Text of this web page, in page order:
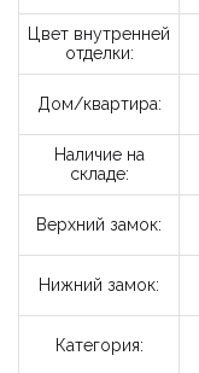
Цвет внутренней
отделки:
Дом/квартира:
Наличие на
складе:
Верхний замок:
Нижний замок:
Категория: